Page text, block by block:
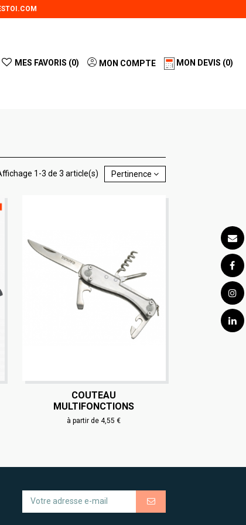
MES FAVORIS (0) MON COMPTE MON DEVIS (0)
1-3 de 3 article(s) Pertinence
COUTEAU
MULTIFONCTIONS
à partir de 4,55 €